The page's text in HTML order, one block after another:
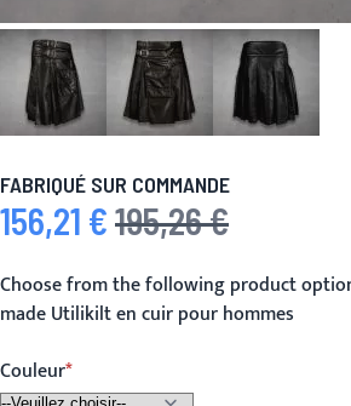
FABRIQUÉ SUR COMMANDE
Prix spécial
156,21 € Prix normal
195,26 €
Choose from the following product
made Utilikilt en cuir pour hommes
Couleur